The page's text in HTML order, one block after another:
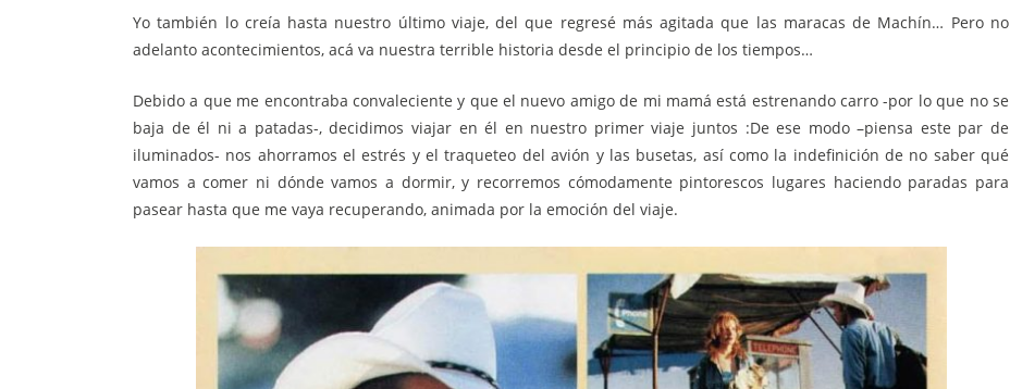
Yo también lo creía hasta nuestro último viaje, del que regresé más agitada que las maracas de Machín… Pero no
adelanto acontecimientos, acá va nuestra terrible historia desde el principio de los tiempos…
Debido a que me encontraba convaleciente y que el nuevo amigo de mi mamá está estrenando carro -por lo que no se
baja de él ni a patadas-, decidimos viajar en él en nuestro primer viaje juntos :De ese modo –piensa este par de
iluminados- nos ahorramos el estrés y el traqueteo del avión y las busetas, así como la indefinición de no saber qué
vamos a comer ni dónde vamos a dormir, y recorremos cómodamente pintorescos lugares haciendo paradas para
pasear hasta que me vaya recuperando, animada por la emoción del viaje.